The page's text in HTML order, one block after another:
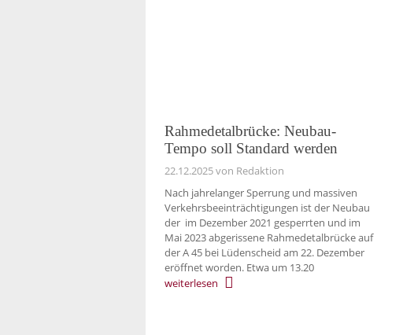
Rahmedetalbrücke: Neubau-
Tempo soll Standard werden
22.12.2025von Redaktion
Nach jahrelanger Sperrung und massiven
Verkehrsbeeinträchtigungen ist der Neubau
der im Dezember 2021 gesperrten und im
Mai 2023 abgerissene Rahmedetalbrücke auf
der A 45 bei Lüdenscheid am 22. Dezember
eröffnet worden. Etwa um 13.20
weiterlesen